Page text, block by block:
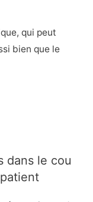
qui peut
bien que le
dans le cou